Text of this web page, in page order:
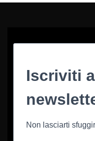
Iscriviti
Non lasciarti